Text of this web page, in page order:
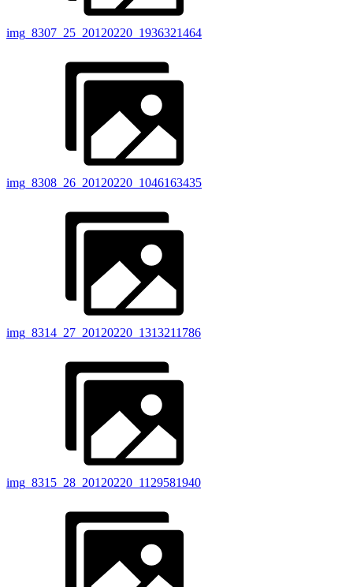
img_8307_25_20120220_1936321464
img_8308_26_20120220_1046163435
img_8314_27_20120220_1313211786
img_8315_28_20120220_1129581940